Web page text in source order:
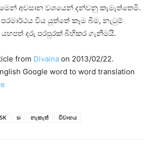
අවසාන වශයෙන් දන්වනු කැමැත්තෙමි.
විය යුත්තේ කෑම බීම, නැටුම්
දරු පරපුරක්‌ බිහිකර ගැනීමයි.
from Divaina on 2013/02/22.
Google word to word translation
si නැකැත් විවාහය